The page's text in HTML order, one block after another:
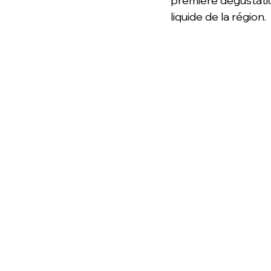
liquide de la région.